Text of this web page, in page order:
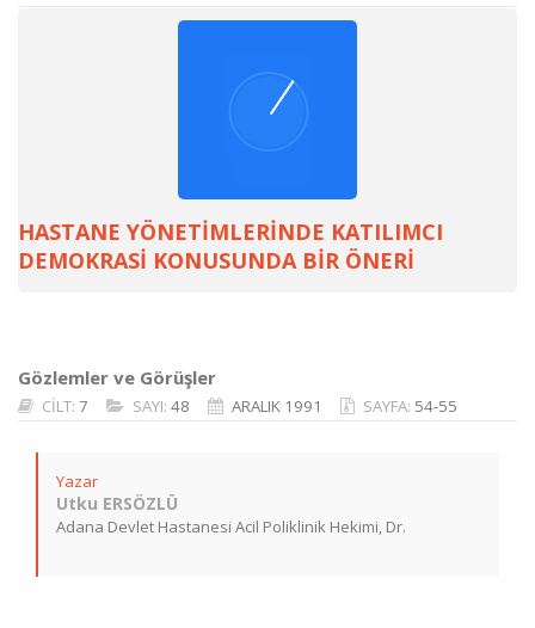
HASTANE YÖNETİMLERİNDE KATILIMCI
DEMOKRASİ KONUSUNDA BİR ÖNERİ
Gözlemler ve Görüşler
CİLT: 7 SAYI: 48 ARALIK 1991 SAYFA: 54-55
Yazar
Utku ERSÖZLÜ
Adana Devlet Hastanesi Acil Poliklinik Hekimi, Dr.